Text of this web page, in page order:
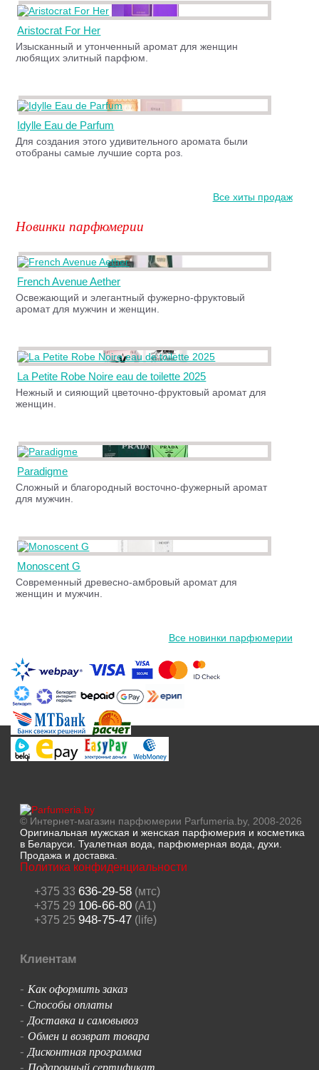
Aristocrat For Her
Изысканный и утонченный аромат для женщин
любящих элитный парфюм.
Idylle Eau de Parfum
Для создания этого удивительного аромата были
отобраны самые лучшие сорта роз.
Все хиты продаж
Новинки парфюмерии
French Avenue Aether
Освежающий и элегантный фужерно-фруктовый
аромат для мужчин и женщин.
La Petite Robe Noire eau de toilette 2025
Нежный и сияющий цветочно-фруктовый аромат для
женщин.
Paradigme
Сложный и благородный восточно-фужерный аромат
для мужчин.
Monoscent G
Современный древесно-амбровый аромат для
женщин и мужчин.
Все новинки парфюмерии
© Интернет-магазин парфюмерии Parfumeria.by, 2008-2026
Оригинальная мужская и женская парфюмерия и косметика
в Беларуси. Туалетная вода, парфюмерная вода, духи.
Продажа и доставка.
Политика конфиденциальности
+375 33 636-29-58(мтс)
+375 29 106-66-80(A1)
+375 25 948-75-47(life)
Клиентам
- Как оформить заказ
- Способы оплаты
-Доставка и самовывоз
- Обмен и возврат товара
-Дисконтная программа